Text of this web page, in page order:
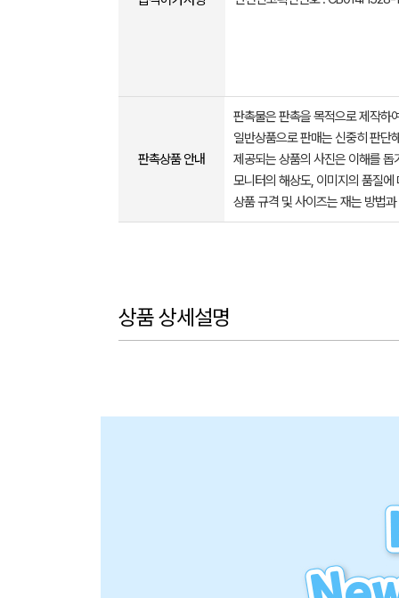
판촉상품 안내
판촉물은 판촉을 목적으로 제작하
일반상품으로 판매는 신중히 판단
제공되는 상품의 사진은 이해를
모니터의 해상도, 이미지의 품질
상품 규격 및 사이즈는 재는 방법
상품 상세설명